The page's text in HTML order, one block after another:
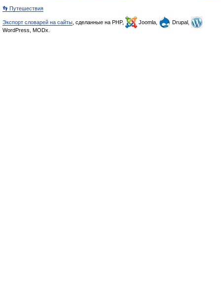
👣 Путешествия
Экспорт словарей на сайты , сделанные на PHP, Joomla,
Drupal,
WordPress, MODx.